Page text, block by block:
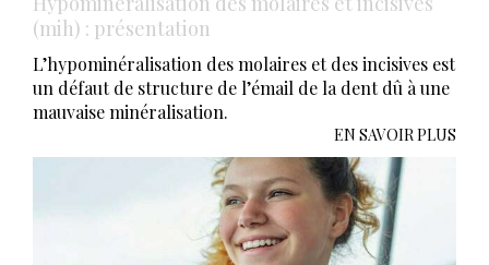
(mih) : présentation
L’hypominéralisation des molaires et des incisives est
un défaut de structure de l’émail de la dent dû à une
mauvaise minéralisation.
EN SAVOIR PLUS